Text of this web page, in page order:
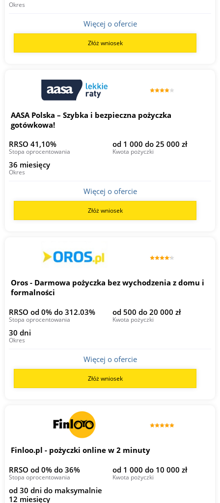
Okres
Więcej o ofercie
Złóż wniosek
AASA Polska – Szybka i bezpieczna pożyczka
gotówkowa!
RRSO 41,10%
Stopa oprocentowania
od 1 000 do 25 000 zł
Kwota pożyczki
36 miesięcy
Okres
Więcej o ofercie
Złóż wniosek
Oros - Darmowa pożyczka bez wychodzenia z domu i
formalności
RRSO od 0% do 312.03%
Stopa oprocentowania
od 500 do 20 000 zł
Kwota pożyczki
30 dni
Okres
Więcej o ofercie
Złóż wniosek
Finloo.pl - pożyczki online w 2 minuty
RRSO od 0% do 36%
Stopa oprocentowania
od 1 000 do 10 000 zł
Kwota pożyczki
od 30 dni do maksymalnie
12 miesięcy